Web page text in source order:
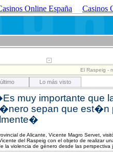
Online España Casinos
El Raspeig -
Lo más visto
muy importante que
sepan que est�n
de Alicante, Vicente Magro Servet,
del Raspeig con el objeto de realizar
la violencia de género desde las perspectiva